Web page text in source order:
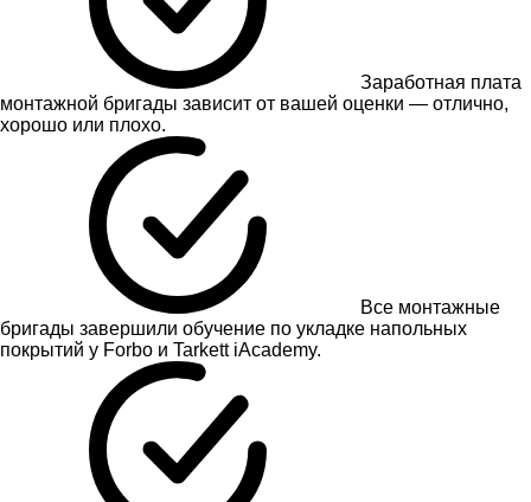
Заработная плата
монтажной бригады зависит от вашей оценки — отлично,
хорошо или плохо.
Все монтажные
бригады завершили обучение по укладке напольных
покрытий у Forbo и Tarkett iAcademy.